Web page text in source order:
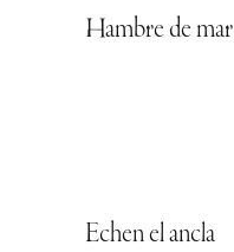
Hambre de mar
Echen el ancla